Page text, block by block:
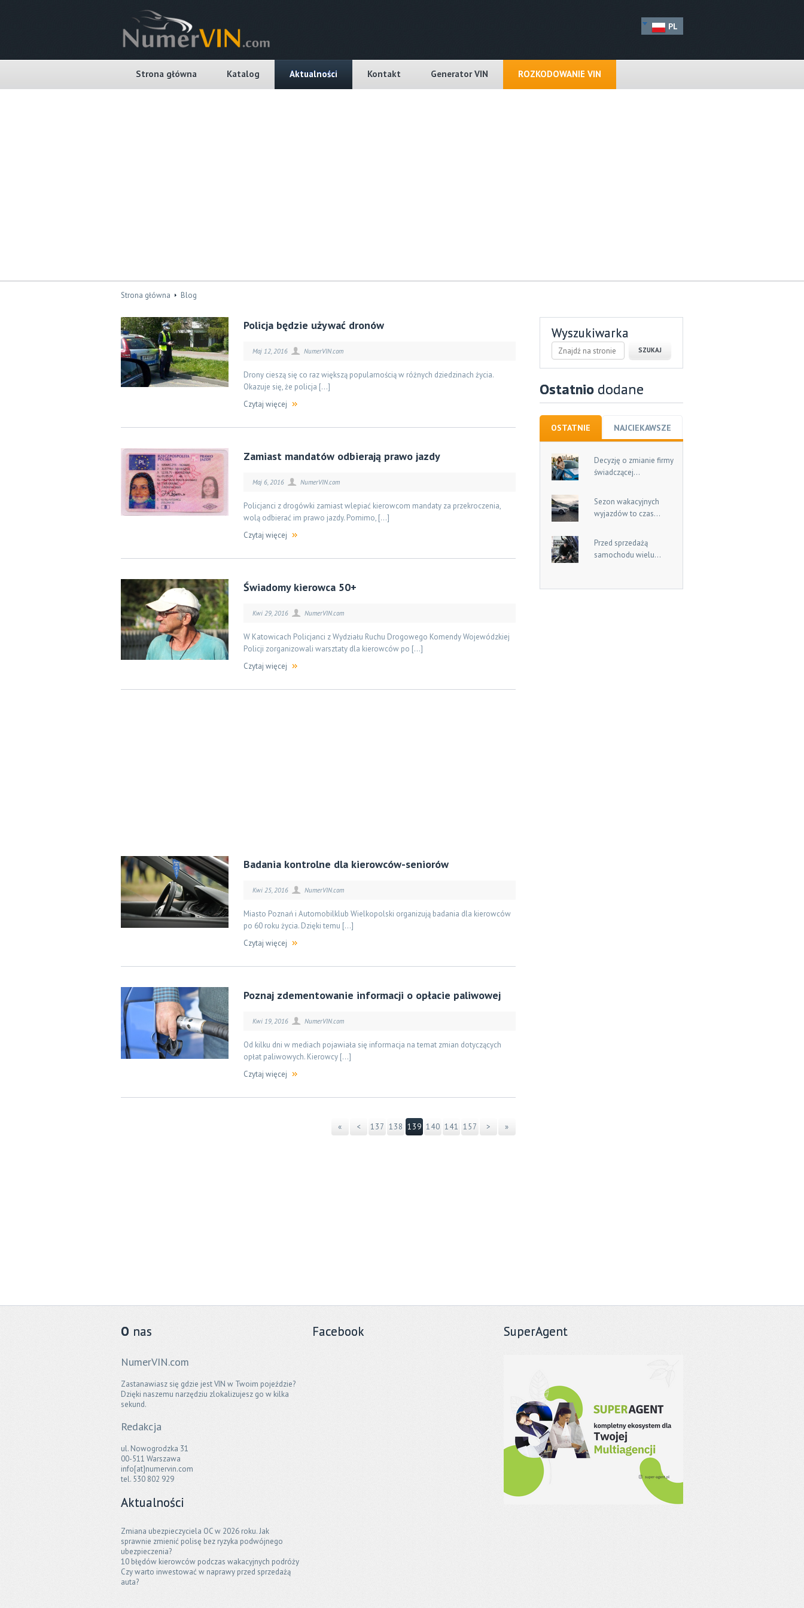
PL
Strona główna Katalog Aktualności Kontakt Generator VIN ROZKODOWANIE VIN
Strona główna Blog
Policja będzie używać dronów
Maj 12, 2016 NumerVIN.com
Drony cieszą się co raz większą popularnością w różnych dziedzinach życia.
Okazuje się, że policja […]
Czytaj więcej
Zamiast mandatów odbierają prawo jazdy
Maj 6, 2016 NumerVIN.com
Policjanci z drogówki zamiast wlepiać kierowcom mandaty za przekroczenia,
wolą odbierać im prawo jazdy. Pomimo, […]
Czytaj więcej
Świadomy kierowca 50+
Kwi 29, 2016 NumerVIN.com
W Katowicach Policjanci z Wydziału Ruchu Drogowego Komendy Wojewódzkiej
Policji zorganizowali warsztaty dla kierowców po […]
Czytaj więcej
Badania kontrolne dla kierowców-seniorów
Kwi 25, 2016 NumerVIN.com
Miasto Poznań i Automobilklub Wielkopolski organizują badania dla kierowców
po 60 roku życia. Dzięki temu […]
Czytaj więcej
Poznaj zdementowanie informacji o opłacie paliwowej
Kwi 19, 2016 NumerVIN.com
Od kilku dni w mediach pojawiała się informacja na temat zmian dotyczących
opłat paliwowych. Kierowcy […]
Czytaj więcej
« < 137 138 139 140 141 157 > »
Wyszukiwarka
Ostatnio dodane
OSTATNIE NAJCIEKAWSZE
Decyzję o zmianie firmy
świadczącej...
Sezon wakacyjnych
wyjazdów to czas...
Przed sprzedażą
samochodu wielu...
O nas
NumerVIN.com
Zastanawiasz się gdzie jest VIN w Twoim pojeździe?
Dzięki naszemu narzędziu zlokalizujesz go w kilka
sekund.
Redakcja
ul. Nowogrodzka 31
00-511 Warszawa
info[at]numervin.com
tel. 530 802 929
Aktualności
Zmiana ubezpieczyciela OC w 2026 roku. Jak
sprawnie zmienić polisę bez ryzyka podwójnego
ubezpieczenia?
10 błędów kierowców podczas wakacyjnych podróży
Czy warto inwestować w naprawy przed sprzedażą
auta?
Facebook SuperAgent